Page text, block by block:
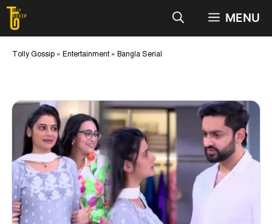
Skip
content
MENU
Tolly Gossip » Entertainment » Bangla Serial